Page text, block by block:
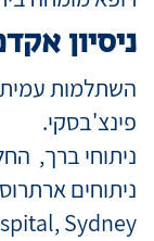
ניסיון
השתלמות
פינצ'בסקי.
ניתוחי ברך,
ניתוחים